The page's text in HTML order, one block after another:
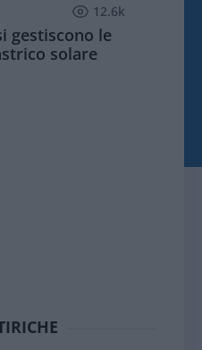
12.6k
gestiscono le
solare